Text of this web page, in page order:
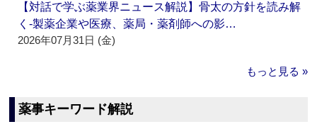
【対話で学ぶ薬業界ニュース解説】骨太の方針を読み解
く‐製薬企業や医療、薬局・薬剤師への影…
2026年07月31日 (金)
もっと見る »
薬事キーワード解説